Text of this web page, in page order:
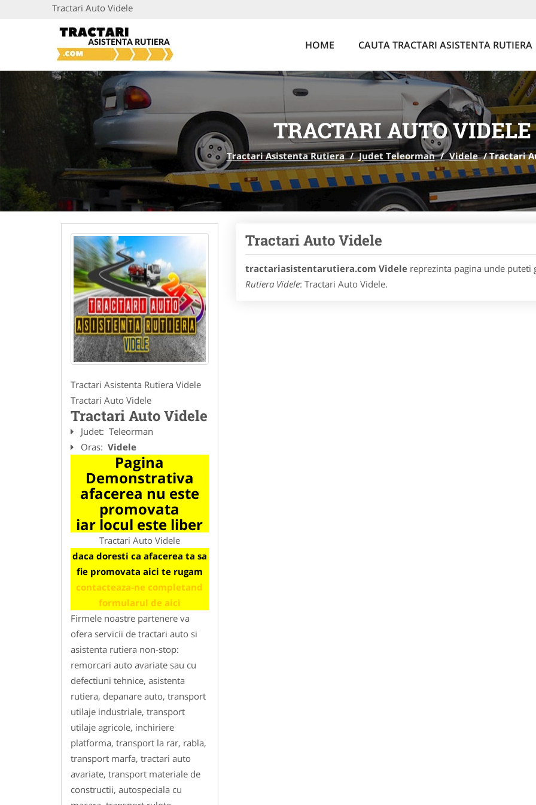
Tractari Auto Videle
HOME CAUTA TRACTARI ASISTENTA RUTIERA
TRACTARI AUTO VIDELE
Tractari Asistenta Rutiera / Judet Teleorman / Videle /Tractari
Tractari Asistenta Rutiera Videle
Tractari Auto Videle
Tractari Auto Videle
Judet: Teleorman
Oras: Videle
Pagina
Demonstrativa
afacerea nu este
promovata
iar locul este liber
Tractari Auto Videle
daca doresti ca afacerea ta sa
fie promovata aici te rugam
contacteaza-ne completand
formularul de aici
Firmele noastre partenere va
ofera servicii de tractari auto si
asistenta rutiera non-stop:
remorcari auto avariate sau cu
defectiuni tehnice, asistenta
rutiera, depanare auto, transport
utilaje industriale, transport
utilaje agricole, inchiriere
platforma, transport la rar, rabla,
transport marfa, tractari auto
avariate, transport materiale de
constructii, autospeciala cu
Tractari Auto Videle
tractariasistentarutiera.com Videlereprezinta pagina unde puteti
Rutiera Videle: Tractari Auto Videle.